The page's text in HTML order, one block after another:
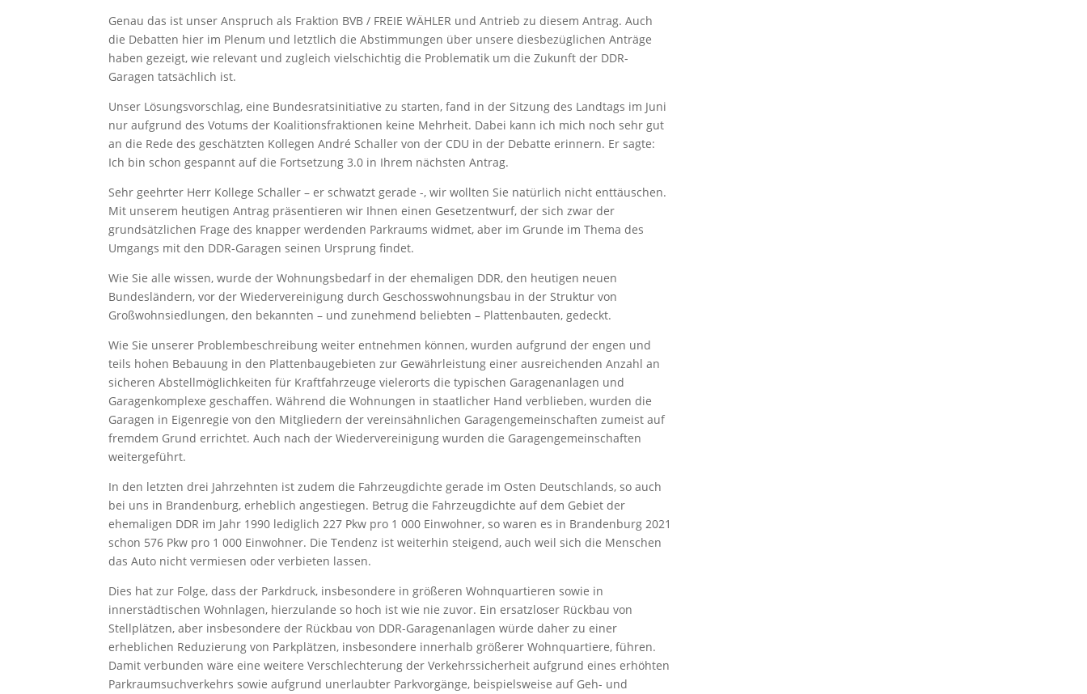
Genau das ist unser Anspruch als Fraktion BVB / FREIE WÄHLER und Antrieb zu diesem Antrag. Auch
die Debatten hier im Plenum und letztlich die Abstimmungen über unsere diesbezüglichen Anträge
haben gezeigt, wie relevant und zugleich vielschichtig die Problematik um die Zukunft der DDR-
Garagen tatsächlich ist.
Unser Lösungsvorschlag, eine Bundesratsinitiative zu starten, fand in der Sitzung des Landtags im Juni
nur aufgrund des Votums der Koalitionsfraktionen keine Mehrheit. Dabei kann ich mich noch sehr gut
an die Rede des geschätzten Kollegen André Schaller von der CDU in der Debatte erinnern. Er sagte:
Ich bin schon gespannt auf die Fortsetzung 3.0 in Ihrem nächsten Antrag.
Sehr geehrter Herr Kollege Schaller – er schwatzt gerade -, wir wollten Sie natürlich nicht enttäuschen.
Mit unserem heutigen Antrag präsentieren wir Ihnen einen Gesetzentwurf, der sich zwar der
grundsätzlichen Frage des knapper werdenden Parkraums widmet, aber im Grunde im Thema des
Umgangs mit den DDR-Garagen seinen Ursprung findet.
Wie Sie alle wissen, wurde der Wohnungsbedarf in der ehemaligen DDR, den heutigen neuen
Bundesländern, vor der Wiedervereinigung durch Geschosswohnungsbau in der Struktur von
Großwohnsiedlungen, den bekannten – und zunehmend beliebten – Plattenbauten, gedeckt.
Wie Sie unserer Problembeschreibung weiter entnehmen können, wurden aufgrund der engen und
teils hohen Bebauung in den Plattenbaugebieten zur Gewährleistung einer ausreichenden Anzahl an
sicheren Abstellmöglichkeiten für Kraftfahrzeuge vielerorts die typischen Garagenanlagen und
Garagenkomplexe geschaffen. Während die Wohnungen in staatlicher Hand verblieben, wurden die
Garagen in Eigenregie von den Mitgliedern der vereinsähnlichen Garagengemeinschaften zumeist auf
fremdem Grund errichtet. Auch nach der Wiedervereinigung wurden die Garagengemeinschaften
weitergeführt.
In den letzten drei Jahrzehnten ist zudem die Fahrzeugdichte gerade im Osten Deutschlands, so auch
bei uns in Brandenburg, erheblich angestiegen. Betrug die Fahrzeugdichte auf dem Gebiet der
ehemaligen DDR im Jahr 1990 lediglich 227 Pkw pro 1 000 Einwohner, so waren es in Brandenburg 2021
schon 576 Pkw pro 1 000 Einwohner. Die Tendenz ist weiterhin steigend, auch weil sich die Menschen
das Auto nicht vermiesen oder verbieten lassen.
Dies hat zur Folge, dass der Parkdruck, insbesondere in größeren Wohnquartieren sowie in
innerstädtischen Wohnlagen, hierzulande so hoch ist wie nie zuvor. Ein ersatzloser Rückbau von
Stellplätzen, aber insbesondere der Rückbau von DDR-Garagenanlagen würde daher zu einer
erheblichen Reduzierung von Parkplätzen, insbesondere innerhalb größerer Wohnquartiere, führen.
Damit verbunden wäre eine weitere Verschlechterung der Verkehrssicherheit aufgrund eines erhöhten
Parkraumsuchverkehrs sowie aufgrund unerlaubter Parkvorgänge, beispielsweise auf Geh- und